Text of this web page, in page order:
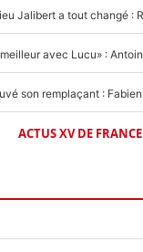
ACTUS XV DE FRANCE